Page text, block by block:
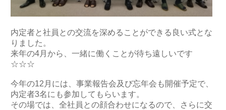
内定者と社員との交流を深めることができる良い式とな
りました。
来年の4月から、一緒に働くことが待ち遠しいです
☆☆☆
今年の12月には、事業報告会及び忘年会も開催予定で、
内定者3名にも参加してもらいます。
その場では、全社員との顔合わせになるので、さらに交